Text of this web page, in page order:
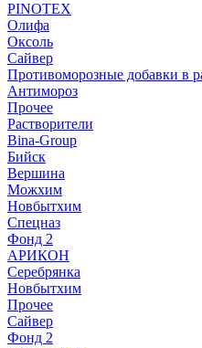
PINOTEX
Олифа
Оксоль
Сайвер
Противоморозные добавки в
Антимороз
Прочее
Растворители
Bina-Group
Бийск
Вершина
Можхим
Новбытхим
Спецназ
Фонд 2
АРИКОН
Серебрянка
Новбытхим
Прочее
Сайвер
Фонд 2